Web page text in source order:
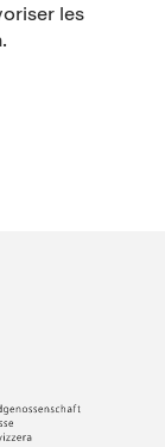
les